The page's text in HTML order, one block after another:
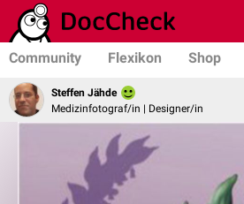
Community Flexikon Shop
Steffen Jähde
Medizinfotograf/in | Designer/in